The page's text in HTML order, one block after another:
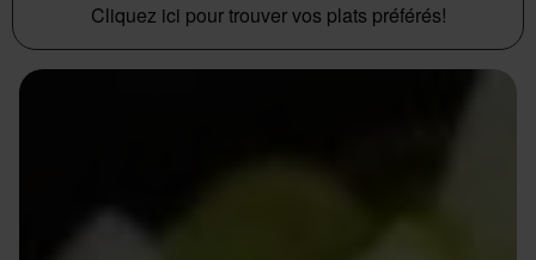
Cliquez ici pour trouver vos plats préférés!